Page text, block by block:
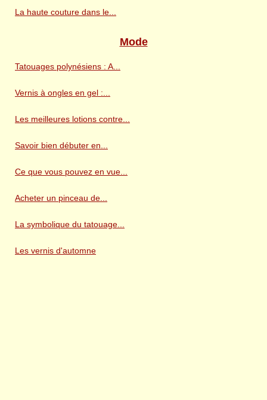
La haute couture dans le...
Mode
Tatouages polynésiens : A...
Vernis à ongles en gel :...
Les meilleures lotions contre...
Savoir bien débuter en...
Ce que vous pouvez en vue...
Acheter un pinceau de...
La symbolique du tatouage...
Les vernis d'automne